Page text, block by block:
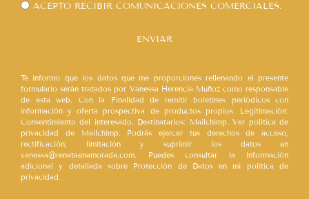
ACEPTO RECIBIR COMUNICACIONES COMERCIALES.
ENVIAR
Te informo que los datos que me proporciones rellenando el presente
formulario serán tratados por Vanessa Herencia Muñoz como responsable
de esta web. Con la Finalidad de remitir boletines periódicos con
información y oferta prospectiva de productos propios. Legitimación:
Consentimiento del interesado. Destinatarios: Mailchimp. Ver política de
privacidad de Mailchimp. Podrás ejercer tus derechos de acceso,
rectificación, limitación y suprimir los datos en
vanessa@renataenamorada.com. Puedes consultar la información
adicional y detallada sobre Protección de Datos en mi política de
privacidad.